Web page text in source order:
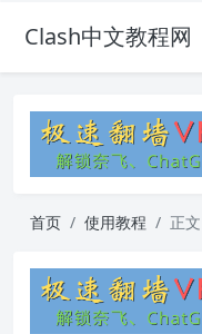
Clash中文教程网
首页 使用教程 正文